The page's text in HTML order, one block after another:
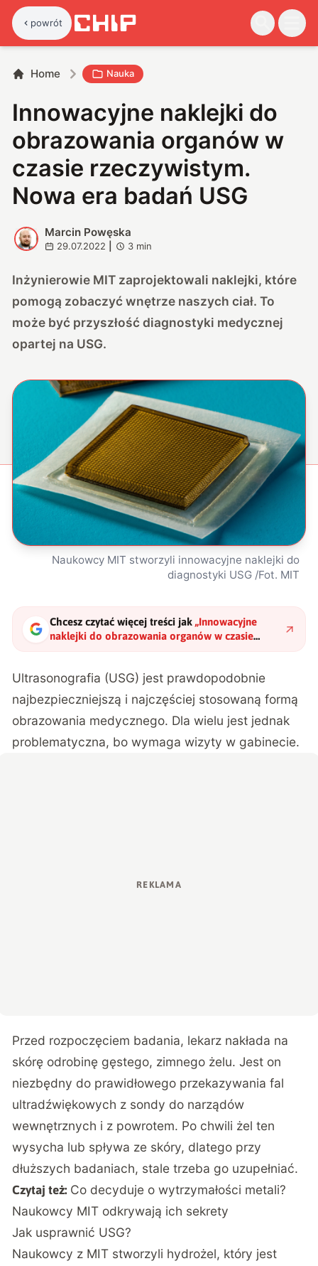
powrót
Home Nauka
Innowacyjne naklejki do
obrazowania organów w
czasie rzeczywistym.
Nowa era badań USG
M
Marcin Powęska
29.07.2022 3 min
Inżynierowie MIT zaprojektowali naklejki, które
pomogą zobaczyć wnętrze naszych ciał. To
może być przyszłość diagnostyki medycznej
opartej na USG.
Naukowcy MIT stworzyli innowacyjne naklejki do
diagnostyki USG /Fot. MIT
Chcesz czytać więcej treści jak „Innowacyjne
naklejki do obrazowania organów w czasie
rzeczywistym. Nowa era badań USG"?
Ultrasonografia (USG) jest prawdopodobnie
najbezpieczniejszą i najczęściej stosowaną formą
obrazowania medycznego. Dla wielu jest jednak
problematyczna, bo wymaga wizyty w gabinecie.
Przed rozpoczęciem badania, lekarz nakłada na
skórę odrobinę gęstego, zimnego żelu. Jest on
niezbędny do prawidłowego przekazywania fal
ultradźwiękowych z sondy do narządów
wewnętrznych i z powrotem. Po chwili żel ten
wysycha lub spływa ze skóry, dlatego przy
dłuższych badaniach, stale trzeba go uzupełniać.
Czytaj też: Co decyduje o wytrzymałości metali?
Naukowcy MIT odkrywają ich sekrety
Jak usprawnić USG?
Naukowcy z MIT stworzyli hydrożel, który jest